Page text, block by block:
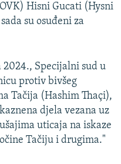
Hisni Gucati (Hysni
su osuđeni za
2024., Specijalni sud u
protiv bivšeg
Tačija (Hashim Thaçi),
djela vezana uz
uticaja na iskaze
Tačiju i drugima."